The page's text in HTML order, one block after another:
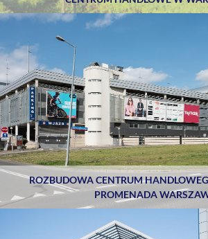
ROZBUDOWA CENTRUM
PROMENADA